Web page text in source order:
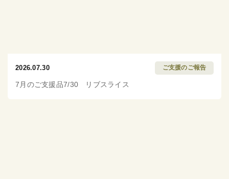
2026.07.30 ご支援のご報告
7月のご支援品7/30 リブスライス